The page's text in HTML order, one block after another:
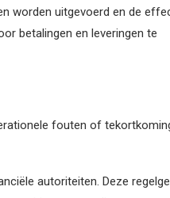
worden uitgevoerd en de
betalingen en leveringen te
fouten of
autoriteiten. Deze